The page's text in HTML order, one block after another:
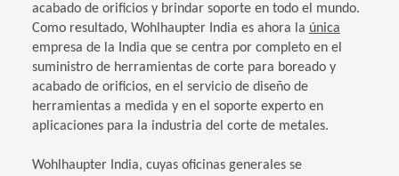
acabado de orificios y brindar soporte en todo el mundo.
Como resultado, Wohlhaupter India es ahora la única
empresa de la India que se centra por completo en el
suministro de herramientas de corte para boreado y
acabado de orificios, en el servicio de diseño de
herramientas a medida y en el soporte experto en
aplicaciones para la industria del corte de metales.
Wohlhaupter India, cuyas oficinas generales se